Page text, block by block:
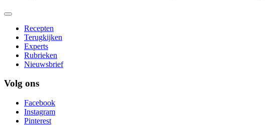
Recepten
Terugkijken
Experts
Rubrieken
Nieuwsbrief
Volg ons
Facebook
Instagram
Pinterest